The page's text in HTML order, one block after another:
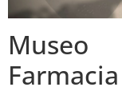
Farmacia